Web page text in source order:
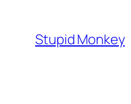
content
Stupid Monkey